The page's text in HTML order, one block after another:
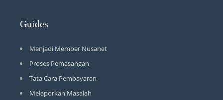
Guides
Menjadi Member Nusanet
Proses Pemasangan
Tata Cara Pembayaran
Melaporkan Masalah